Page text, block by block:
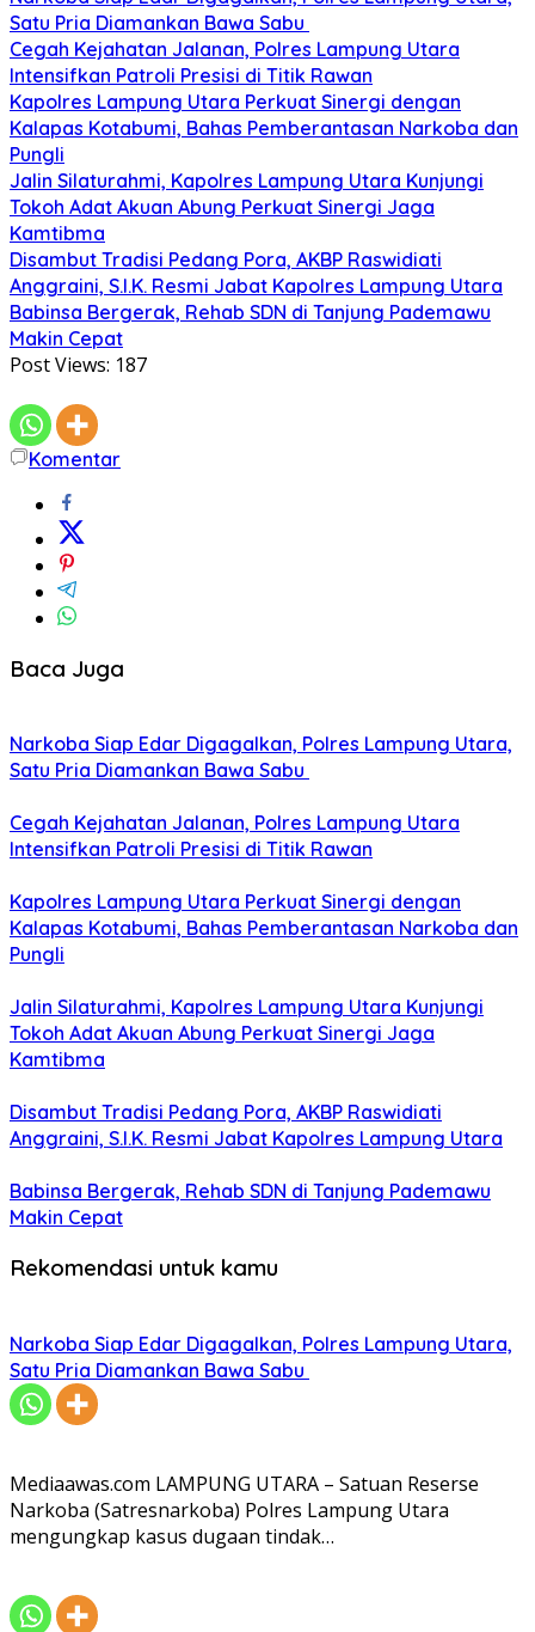
Satu Pria Diamankan Bawa Sabu
Cegah Kejahatan Jalanan, Polres Lampung Utara
Intensifkan Patroli Presisi di Titik Rawan
Kapolres Lampung Utara Perkuat Sinergi dengan
Kalapas Kotabumi, Bahas Pemberantasan Narkoba dan
Pungli
Jalin Silaturahmi, Kapolres Lampung Utara Kunjungi
Tokoh Adat Akuan Abung Perkuat Sinergi Jaga
Kamtibma
Disambut Tradisi Pedang Pora, AKBP Raswidiati
Anggraini, S.I.K. Resmi Jabat Kapolres Lampung Utara
Babinsa Bergerak, Rehab SDN di Tanjung Pademawu
Makin Cepat
Post Views: 187
Komentar
Baca Juga
Narkoba Siap Edar Digagalkan, Polres Lampung Utara,
Satu Pria Diamankan Bawa Sabu
Cegah Kejahatan Jalanan, Polres Lampung Utara
Intensifkan Patroli Presisi di Titik Rawan
Kapolres Lampung Utara Perkuat Sinergi dengan
Kalapas Kotabumi, Bahas Pemberantasan Narkoba dan
Pungli
Jalin Silaturahmi, Kapolres Lampung Utara Kunjungi
Tokoh Adat Akuan Abung Perkuat Sinergi Jaga
Kamtibma
Disambut Tradisi Pedang Pora, AKBP Raswidiati
Anggraini, S.I.K. Resmi Jabat Kapolres Lampung Utara
Babinsa Bergerak, Rehab SDN di Tanjung Pademawu
Makin Cepat
Rekomendasi untuk kamu
Narkoba Siap Edar Digagalkan, Polres Lampung Utara,
Satu Pria Diamankan Bawa Sabu
Mediaawas.com LAMPUNG UTARA – Satuan Reserse
Narkoba (Satresnarkoba) Polres Lampung Utara
mengungkap kasus dugaan tindak…